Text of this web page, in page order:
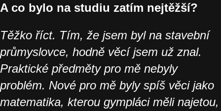
A co bylo na studiu zatím nejtěžší?
Těžko říct. Tím, že jsem byl na stavební
průmyslovce, hodně věcí jsem už znal.
Praktické předměty pro mě nebyly
problém. Nové pro mě byly spíš věci jako
matematika, kterou gympláci měli najetou,